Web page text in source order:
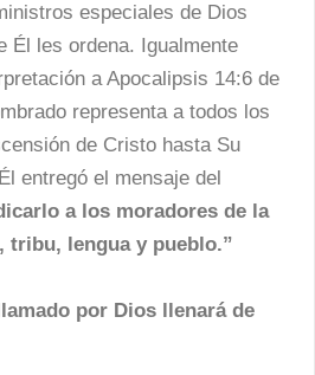
especiales de Dios
Él les ordena. Igualmente
a Apocalipsis 14:6 de
representa a todos los
de Cristo hasta Su
entregó el mensaje del
a los moradores de la
tribu, lengua y pueblo.”
por Dios llenará de